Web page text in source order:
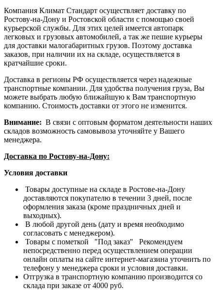
Компания Климат Стандарт осуществляет доставку по
Ростову-на-Дону и Ростовской области с помощью своей
курьерской службы. Для этих целей имеется автопарк
легковых и грузовых автомобилей, а так же пешие курьеры
для доставки малогабаритных грузов. Поэтому доставка
заказов, при наличии их на складе, осуществляется в
кратчайшие сроки.
Доставка в регионы РФ осуществляется через надежные
транспортные компании. Для удобства получения груза, Вы
можете выбрать любую ближайшую к Вам транспортную
компанию. Стоимость доставки от этого не изменится.
Внимание: В связи с оптовым форматом деятельности наших
складов возможность самовывоза уточняйте у Вашего
менеджера.
Доставка по Ростову-на-Дону:
Условия доставки
Товары доступные на складе в Ростове-на-Дону
доставляются покупателю в течении 3 дней, после
оформления заказа (кроме праздничных дней и
выходных).
В любой другой день (дату и время необходимо
согласовать с менеджером).
Товары с пометкой "Под заказ" Рекомендуем
непосредственно перед осуществлением операции
онлайн оплаты на сайте интернет-магазина уточнить по
телефону у менеджера сроки и условия доставки.
Отгрузка в транспортную компанию производится со
склада при заказе от 4000 руб.